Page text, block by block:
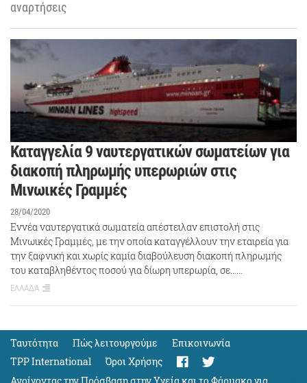
αναρτήσεις
Καταγγελία 9 ναυτεργατικών σωματείων για
διακοπή πληρωμής υπερωριών στις
Μινωικές Γραμμές
28/04/2020
Εννέα ναυτεργατικά σωματεία απέστειλαν επιστολή στις
Μινωικές Γραμμές, με την οποία καταγγέλλουν την εταιρεία για
την ξαφνική και χωρίς καμία διαβούλευση διακοπή πληρωμής
του καταβληθέντος ποσού για δίωρη υπερωρία, σε……
ΕΛΛΑΔΑ
Ταυτότητα Πώς λειτουργούμε
Eπικοινωνία
TPP International
Όροι Χρήσης